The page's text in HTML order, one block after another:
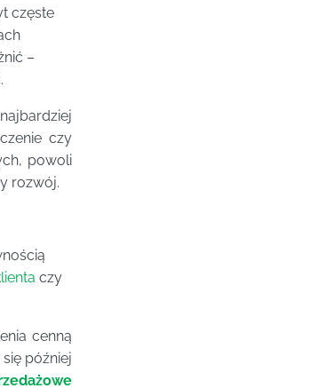
częste
–
czy
powoli
rozwój.
czy
cenną
później